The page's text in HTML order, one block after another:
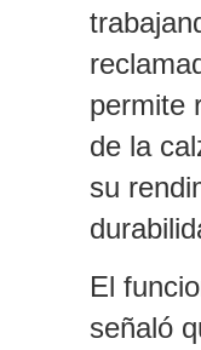
permite
de la
su
El
señaló